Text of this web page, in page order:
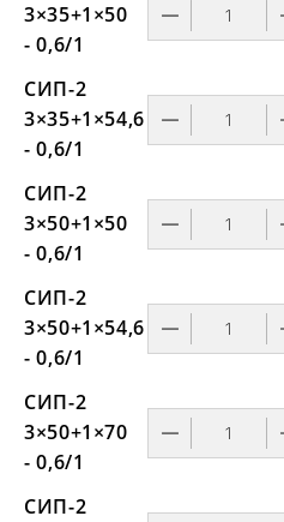
3×35+1×50
- 0,6/1
СИП-2
3×35+1×54,6
- 0,6/1
СИП-2
3×50+1×50
- 0,6/1
СИП-2
3×50+1×54,6
- 0,6/1
СИП-2
3×50+1×70
- 0,6/1
СИП-2